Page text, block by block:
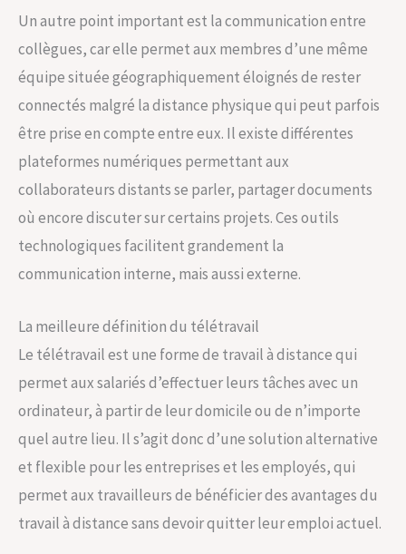
Un autre point important est la communication entre
collègues, car elle permet aux membres d’une même
équipe située géographiquement éloignés de rester
connectés malgré la distance physique qui peut parfois
être prise en compte entre eux. Il existe différentes
plateformes numériques permettant aux
collaborateurs distants se parler, partager documents
où encore discuter sur certains projets. Ces outils
technologiques facilitent grandement la
communication interne, mais aussi externe.
La meilleure définition du télétravail
Le télétravail est une forme de travail à distance qui
permet aux salariés d’effectuer leurs tâches avec un
ordinateur, à partir de leur domicile ou de n’importe
quel autre lieu. Il s’agit donc d’une solution alternative
et flexible pour les entreprises et les employés, qui
permet aux travailleurs de bénéficier des avantages du
travail à distance sans devoir quitter leur emploi actuel.